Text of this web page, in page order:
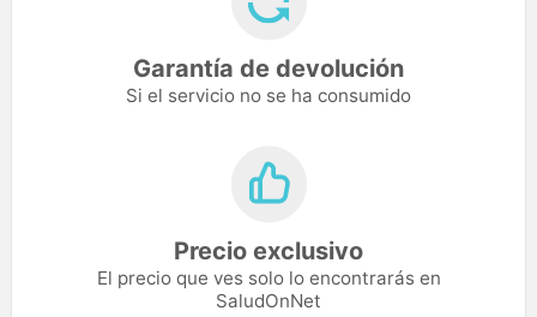
Garantía de devolución
Si el servicio no se ha consumido
Precio exclusivo
El precio que ves solo lo encontrarás en
SaludOnNet